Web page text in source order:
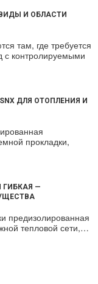
И ОБЛАСТИ
там, где требуется
с контролируемыми
ДЛЯ ОТОПЛЕНИЯ И
прокладки,
ГИБКАЯ —
предизолированная
тепловой сети,…